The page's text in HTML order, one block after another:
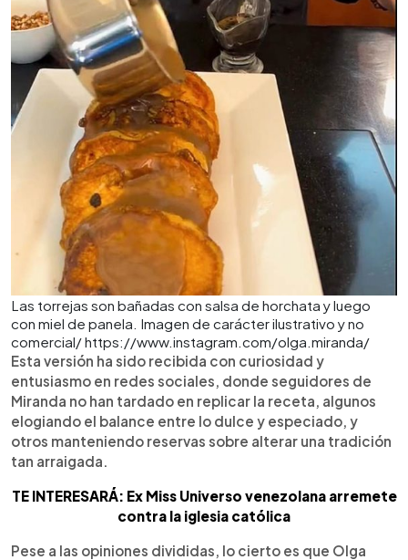
Las torrejas son bañadas con salsa de horchata y luego
con miel de panela. Imagen de carácter ilustrativo y no
comercial/ https://www.instagram.com/olga.miranda/
Esta versión ha sido recibida con curiosidad y
entusiasmo en redes sociales, donde seguidores de
Miranda no han tardado en replicar la receta, algunos
elogiando el balance entre lo dulce y especiado, y
otros manteniendo reservas sobre alterar una tradición
tan arraigada.
TE INTERESARÁ: Ex Miss Universo venezolana arremete
contra la iglesia católica
Pese a las opiniones divididas, lo cierto es que Olga